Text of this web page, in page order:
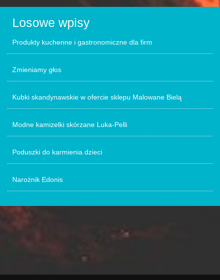
Losowe wpisy
Produkty kuchenne i gastronomiczne dla firm
Zmieniamy głos
Kubki skandynawskie w ofercie sklepu Malowane Bielą
Modne kamizelki skórzane Luka-Pelli
Poduszki do karmienia dzieci
Narożnik Edonis